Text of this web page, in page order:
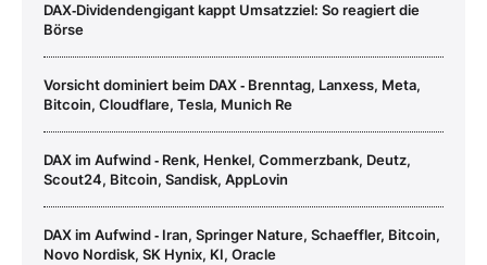
DAX‑Dividendengigant kappt Umsatzziel: So reagiert die
Börse
Vorsicht dominiert beim DAX ‑ Brenntag, Lanxess, Meta,
Bitcoin, Cloudflare, Tesla, Munich Re
DAX im Aufwind ‑ Renk, Henkel, Commerzbank, Deutz,
Scout24, Bitcoin, Sandisk, AppLovin
DAX im Aufwind ‑ Iran, Springer Nature, Schaeffler, Bitcoin,
Novo Nordisk, SK Hynix, KI, Oracle